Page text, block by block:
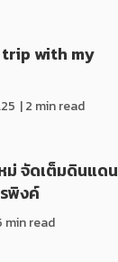
trip with my
| 2 min read
หม่ จัดเต็มดินแดน
พิงค์
min read